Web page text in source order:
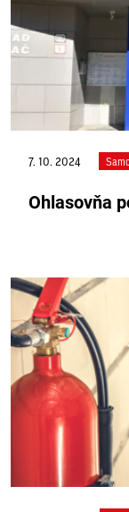
7. 10. 2024
Ohlasovňa